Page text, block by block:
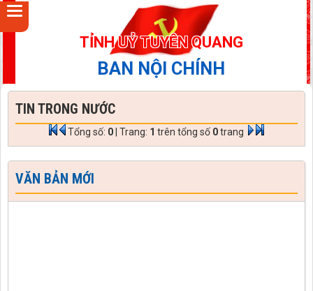
TỈNH UỶ TUYÊN QUANG
BAN NỘI CHÍNH
TIN TRONG NƯỚC
Tổng số: 0| Trang: 1 trên tổng số 0trang
VĂN BẢN MỚI